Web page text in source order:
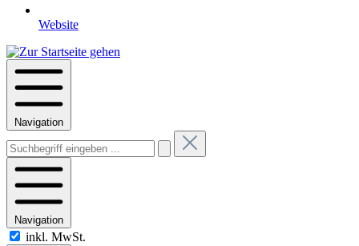
Website
Navigation
Navigation
inkl. MwSt.